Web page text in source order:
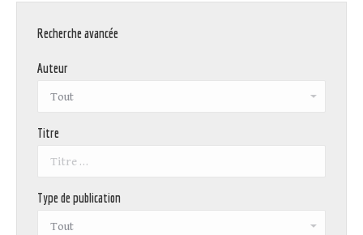
Recherche avancée
Auteur
Titre
Type de publication